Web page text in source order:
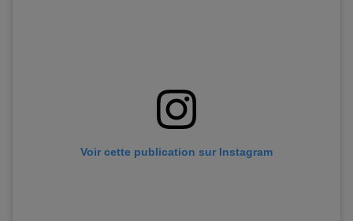
Voir cette publication sur Instagram